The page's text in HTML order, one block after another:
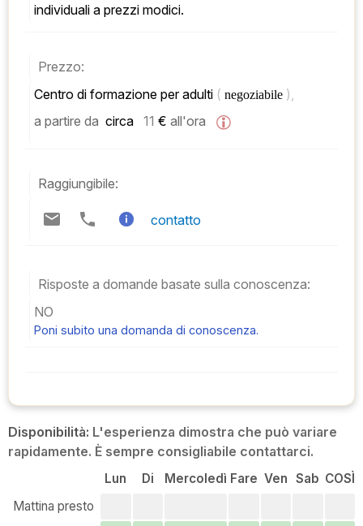
individuali a prezzi modici.
Prezzo:
Centro di formazione per adulti ( negoziabile ),
a partire da circa 11 € all'ora
Raggiungibile:
contatto
Risposte a domande basate sulla conoscenza:
NO
Poni subito una domanda di conoscenza.
Disponibilità: L'esperienza dimostra che può variare
rapidamente. È sempre consigliabile contattarci.
Lun Di Mercoledì Fare Ven Sab COSÌ
Mattina presto